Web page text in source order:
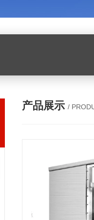
产品展示 /